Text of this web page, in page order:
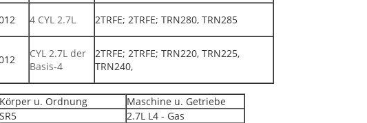
4 CYL 2.7L 2TRFE; 2TRFE; TRN280, TRN285
CYL 2.7L der
Basis-4
2TRFE; 2TRFE; TRN220, TRN225,
TRN240,
Körper u. Ordnung
Maschine u. Getriebe
SR5
2.7L L4 - Gas